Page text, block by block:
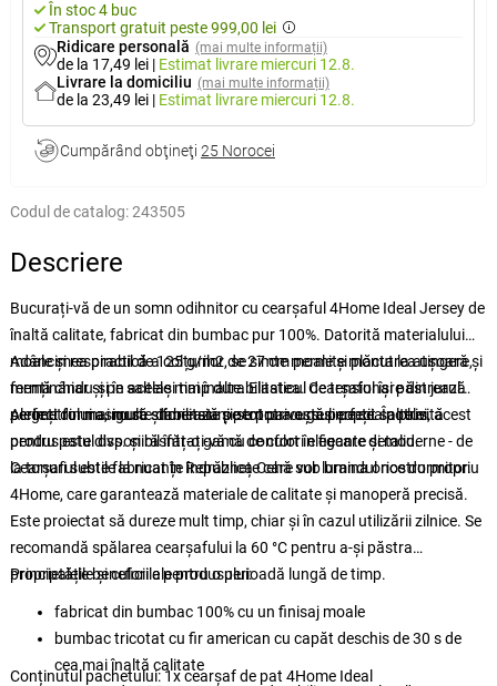
În stoc 4 buc
Transport gratuit peste 999,00 lei
Ridicare personală (mai multe informații)
de la 17,49 lei | Estimat livrare miercuri 12.8.
Livrare la domiciliu (mai multe informații)
de la 23,49 lei | Estimat livrare miercuri 12.8.
Cumpărând obţineţi 25 Norocei
Codul de catalog:243505
Descriere
Bucurați-vă de un somn odihnitor cu cearșaful 4Home Ideal Jersey de
înaltă calitate, fabricat din bumbac pur 100%. Datorită materialului
moale și respirabil de 125 g/m2, se simte moale și plăcut la atingere,
menținându-și în același timp durabilitatea. Cearșaful își păstrează
perfect forma, nu se șifonează și se potrivește perfect saltelei.
Adâncimea practică a colțurilor de 27 cm permite montarea ușoară și
fermă chiar și pe saltele mai înalte. Elasticul de tensionare din jurul
perimetrului asigură stabilitate pe tot parcursul nopții. În plus, acest
produs este disponibil într-o gamă de culori elegante și moderne - de
la tonuri subtile la nuanțe îndrăznețe care vor lumina orice dormitor.
Alegeți din mai multe dimensiuni pentru a o găsi pe cea potrivită
pentru patul dvs. și răsfățați-vă cu confort în fiecare detaliu.
Cearșaful este fabricat în Republica Cehă sub brandul nostru propriu
4Home, care garantează materiale de calitate și manoperă precisă.
Este proiectat să dureze mult timp, chiar și în cazul utilizării zilnice. Se
recomandă spălarea cearșafului la 60 °C pentru a-și păstra
proprietățile și culorile pentru o perioadă lungă de timp.
Principalele beneficii ale produsului:
fabricat din bumbac 100% cu un finisaj moale
bumbac tricotat cu fir american cu capăt deschis de 30 s de
cea mai înaltă calitate
Conținutul pachetului: 1x cearșaf de pat 4Home Ideal